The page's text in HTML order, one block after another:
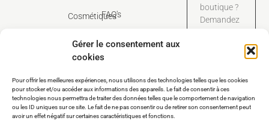
Gérer le consentement aux
cookies
Pour offrir les meilleures expériences, nous utilisons des technologies telles que les cookies
pour stocker et/ou accéder aux informations des appareils. Le fait de consentir à ces
technologies nous permettra de traiter des données telles que le comportement de navigation
ou les ID uniques sur ce site. Le fait de ne pas consentir ou de retirer son consentement peut
avoir un effet négatif sur certaines caractéristiques et fonctions.
Cosmétiques
FAQ's
boutique ?
Demandez
tarifaire
dédié aux
pros.